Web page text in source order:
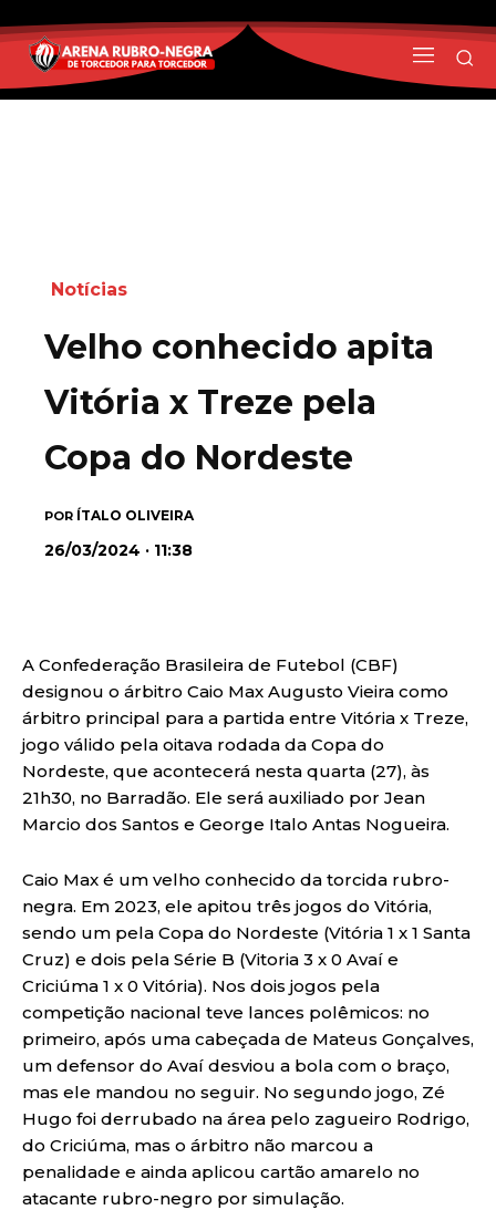
Notícias
Velho conhecido apita
Vitória x Treze pela
Copa do Nordeste
POR ÍTALO OLIVEIRA
26/03/2024 · 11:38
A Confederação Brasileira de Futebol (CBF)
designou o árbitro Caio Max Augusto Vieira como
árbitro principal para a partida entre Vitória x Treze,
jogo válido pela oitava rodada da Copa do
Nordeste, que acontecerá nesta quarta (27), às
21h30, no Barradão. Ele será auxiliado por Jean
Marcio dos Santos e George Italo Antas Nogueira.
Caio Max é um velho conhecido da torcida rubro-
negra. Em 2023, ele apitou três jogos do Vitória,
sendo um pela Copa do Nordeste (Vitória 1 x 1 Santa
Cruz) e dois pela Série B (Vitoria 3 x 0 Avaí e
Criciúma 1 x 0 Vitória). Nos dois jogos pela
competição nacional teve lances polêmicos: no
primeiro, após uma cabeçada de Mateus Gonçalves,
um defensor do Avaí desviou a bola com o braço,
mas ele mandou no seguir. No segundo jogo, Zé
Hugo foi derrubado na área pelo zagueiro Rodrigo,
do Criciúma, mas o árbitro não marcou a
penalidade e ainda aplicou cartão amarelo no
atacante rubro-negro por simulação.